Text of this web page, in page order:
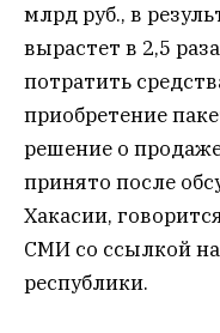
млрд руб., в
вырастет в 2,5
потратить
приобретение
решение о
принято после
Хакасии,
СМИ со ссылкой
республики.